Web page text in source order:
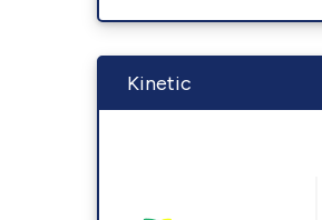
Kinetic